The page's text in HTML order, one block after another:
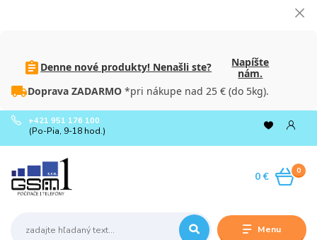
Denne nové produkty! Nenašli ste?
Napíšte
nám.
Doprava ZADARMO *pri nákupe nad 25 € (do 5kg).
Menu
+421 951 176 100
(Po-Pia, 9-18 hod.)
0
0 €